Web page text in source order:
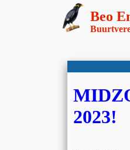
Beo
2023!